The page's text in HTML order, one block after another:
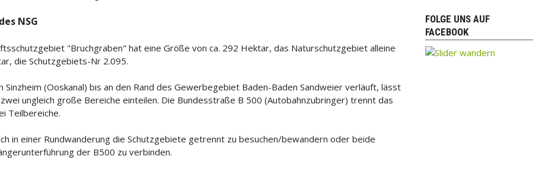
NSG
"Bruchgraben" hat eine Größe von ca. 292 Hektar, das Naturschutzgebiet alleine
die Schutzgebiets-Nr 2.095.
Sinzheim (Ooskanal) bis an den Rand des Gewerbegebiet Baden-Baden Sandweier verläuft, lässt
ungleich große Bereiche einteilen. Die Bundesstraße B 500 (Autobahnzubringer) trennt das
Teilbereiche.
in einer Rundwanderung die Schutzgebiete getrennt zu besuchen/bewandern oder beide
der B500 zu verbinden.
FOLGE UNS AUF
FACEBOOK